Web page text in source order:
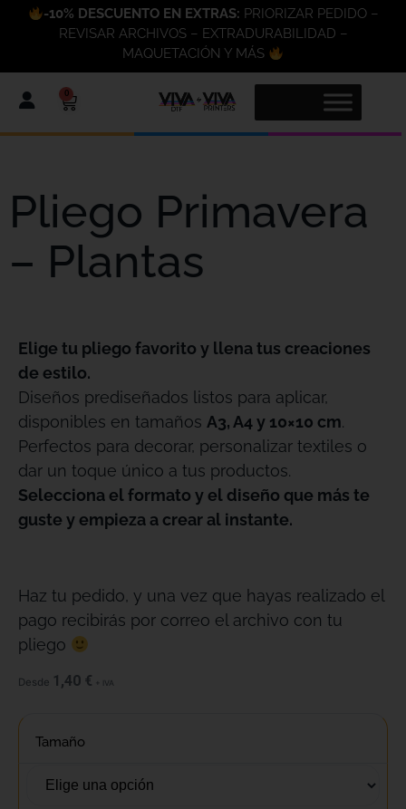
-10% DESCUENTO EN EXTRAS: PRIORIZAR PEDIDO –
REVISAR ARCHIVOS – EXTRADURABILIDAD –
MAQUETACIÓN Y MÁS
0
Pliego Primavera
– Plantas
Elige tu pliego favorito y llena tus creaciones
de estilo.
Diseños prediseñados listos para aplicar,
disponibles en tamaños A3, A4 y 10×10 cm.
Perfectos para decorar, personalizar textiles o
dar un toque único a tus productos.
Selecciona el formato y el diseño que más te
guste y empieza a crear al instante.
Haz tu pedido, y una vez que hayas realizado el
pago recibirás por correo el archivo con tu
pliego
Desde 1,40 € + IVA
Tamaño